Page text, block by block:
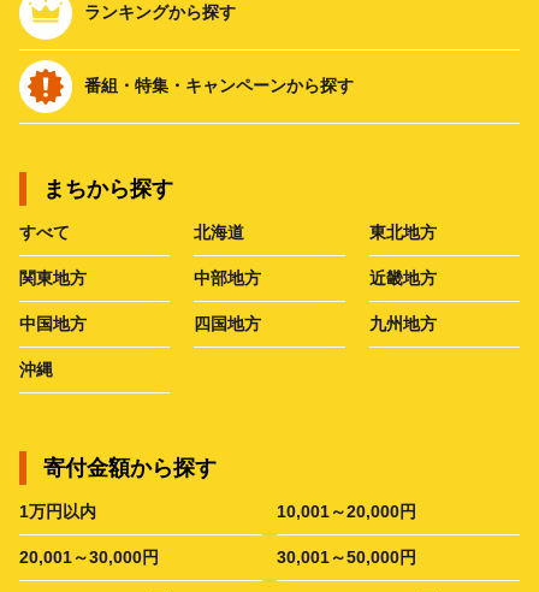
ランキングから探す
番組・特集・キャンペーンから探す
まちから探す
すべて 北海道 東北地方
関東地方 中部地方 近畿地方
中国地方 四国地方 九州地方
沖縄
寄付金額から探す
1万円以内 10,001～20,000円
20,001～30,000円 30,001～50,000円